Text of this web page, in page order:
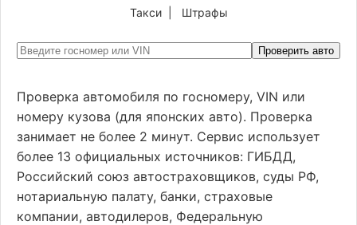
Такси| Штрафы
Проверить авто
Проверка автомобиля по госномеру, VIN или
номеру кузова (для японских авто). Проверка
занимает не более 2 минут. Сервис использует
более 13 официальных источников: ГИБДД,
Российский союз автостраховщиков, суды РФ,
нотариальную палату, банки, страховые
компании, автодилеров, Федеральную